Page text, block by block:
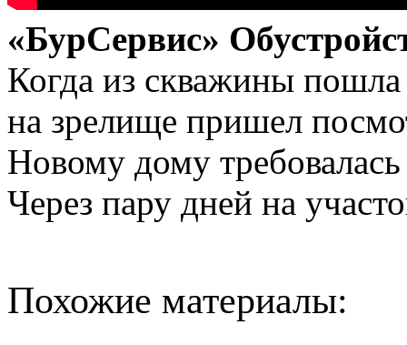
«БурСервис»
Когда из скважины пошла
на зрелище пришел
Новому дому
Через пару дней на
Похожие материалы: